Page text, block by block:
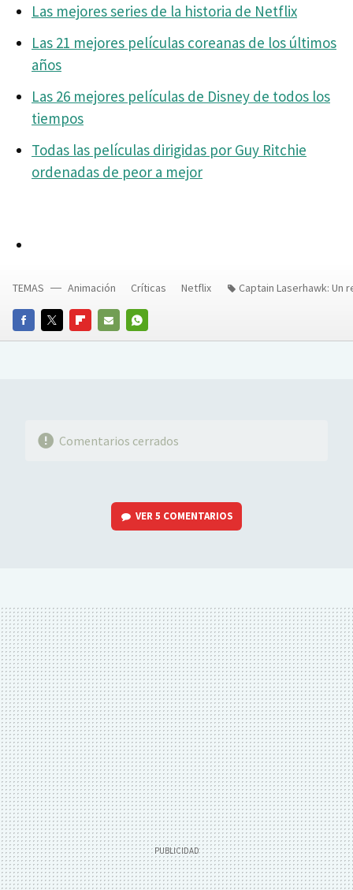
Las mejores series de la historia de Netflix
Las 21 mejores películas coreanas de los últimos
años
Las 26 mejores películas de Disney de todos los
tiempos
Todas las películas dirigidas por Guy Ritchie
ordenadas de peor a mejor
FACEBOOKTWITTERFLIPBOARD
E-
WHATSAPP
TEMAS Animación Críticas Netflix Captain Laserhawk: Un
Comentarios cerrados
VER5 COMENTARIOS